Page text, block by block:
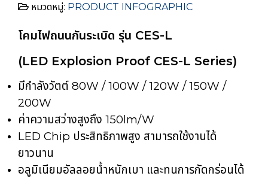
หมวดหมู่: PRODUCT INFOGRAPHIC
โคมไฟถนนกันระเบิด รุ่น CES-L
(LED Explosion Proof CES-L Series)
มีกำลังวัตต์ 80W / 100W / 120W / 150W /
200W
ค่าความสว่างสูงถึง 150lm/W
LED Chip ประสิทธิภาพสูง สามารถใช้งานได้
ยาวนาน
อลูมิเนียมอัลลอยน้ำหนักเบา และทนการกัดกร่อนได้